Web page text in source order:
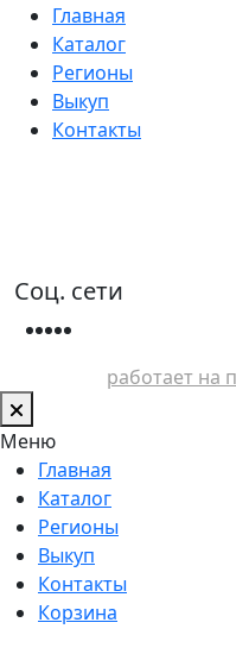
Главная
Каталог
Регионы
Выкуп
Контакты
Соц. сети
работает на
Меню
Главная
Каталог
Регионы
Выкуп
Контакты
Корзина